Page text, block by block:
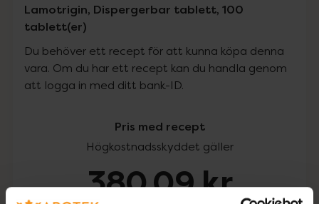
Lamotrigin, Dispergerbar tablett, 100
tablett(er)
Du behöver ett recept för att kunna köpa denna
vara. Om du har ett recept kan du handla genom
att logga in med ditt bank-ID.
Pris med recept
Högkostnadsskyddet gäller
380,09 kr